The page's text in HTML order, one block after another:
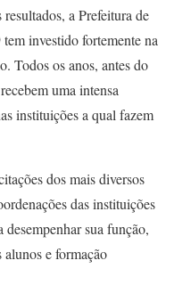
a Prefeitura de
investido fortemente na
Todos os anos, antes do
uma intensa
instituições a qual fazem
dos mais diversos
das instituições
sua função,
alunos e formação